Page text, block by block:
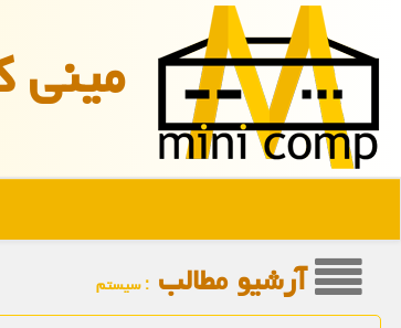
مینی
آرشیو مطالب : سیستم